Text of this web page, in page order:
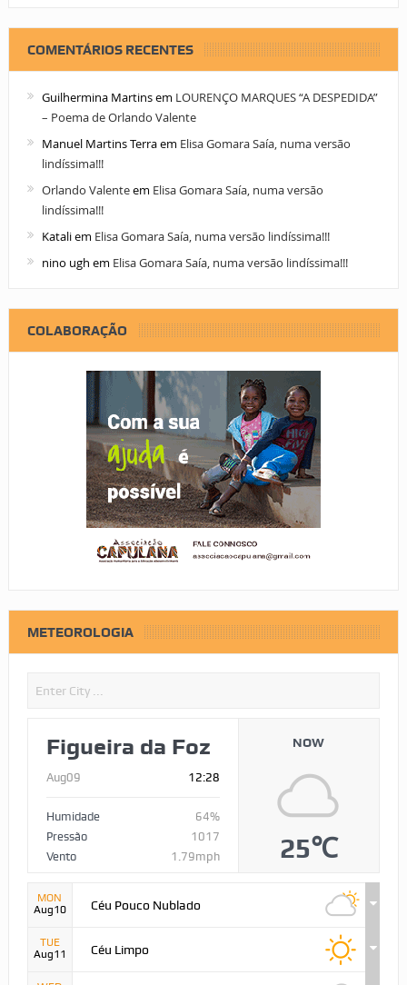
COMENTÁRIOS RECENTES
Guilhermina Martinsem LOURENÇO MARQUES “A DESPEDIDA”
– Poema de Orlando Valente
Manuel Martins Terraem Elisa Gomara Saía, numa versão
lindíssima!!!
Orlando Valenteem Elisa Gomara Saía, numa versão
lindíssima!!!
Kataliem Elisa Gomara Saía, numa versão lindíssima!!!
nino ugh em Elisa Gomara Saía, numa versão lindíssima!!!
COLABORAÇÃO
METEOROLOGIA
Figueira da Foz
Aug09 12:28
Humidade
64%
Pressão
1017
Vento
1.79mph
NOW
25℃
MON
Aug10
Céu Pouco Nublado
TUE
Aug11
Céu Limpo